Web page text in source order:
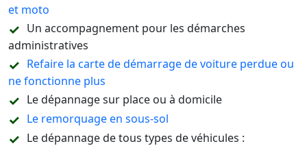
et moto
Un accompagnement pour les démarches
administratives
Refaire la carte de démarrage de voiture perdue ou
ne fonctionne plus
Le dépannage sur place ou à domicile
Le remorquage en sous-sol
Le dépannage de tous types de véhicules :